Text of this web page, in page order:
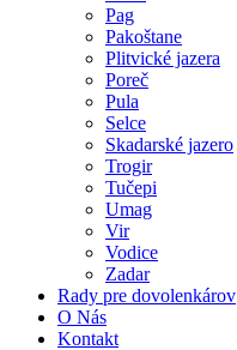
Pag
Pakoštane
Plitvické jazera
Poreč
Pula
Selce
Skadarské jazero
Trogir
Tučepi
Umag
Vir
Vodice
Zadar
Rady pre dovolenkárov
O Nás
Kontakt